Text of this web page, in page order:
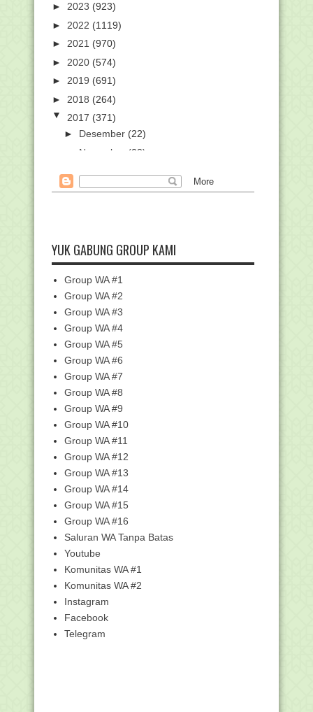
► 2023 (923)
► 2022 (1119)
► 2021 (970)
► 2020 (574)
► 2019 (691)
► 2018 (264)
▼ 2017 (371)
► Desember (22)
November
(28)
Diawal Abad XX, Muslim Nusantara di
MIMPI ABAH GURU SEKUMPUL
DIBERIKAN GELAR KEWALIAN
INFORMASI AWAL PLPG KEMENAG
2017 DI UNIVERSITAS NE...
Gak Mau Kena Blokir? Ini Cara
Registrasi Kartu Pra...
Karamah dalam Suatu Karya Para
Ulama
Informasi Persiapan Penyelenggaraan
UN dan UAMBN T...
GENERASI BAHAGIA Itu, generasi
kelahiran 1970-1990an
Cara dapatkan Info Terupdate Peserta
Sergur 2017
Latihan Try Out UN Online GRATIS,,
Ayo Bagikan.......
BUKAN KARENA TAKUT KEPADA
ISTERI
Logo Halal MUI Bakal Tak Berlaku Lagi
SEBERAPA SERINGKAH HABIB UMAR
BIN HAFIDZ DATANG KE...
Penampilan atau ...
Kenapa Tidak Kalian Saja Ahlul Yaman
yang Belajar ...
4 Nasehat buat Diri Sendiri yang Malas
Taat dan Ce...
YUK GABUNG GROUP KAMI
Group WA #1
Group WA #2
Group WA #3
Group WA #4
Group WA #5
Group WA #6
Group WA #7
Group WA #8
Group WA #9
Group WA #10
Group WA #11
Group WA #12
Group WA #13
Group WA #14
Group WA #15
Group WA #16
Saluran WA Tanpa Batas
Youtube
Komunitas WA #1
Komunitas WA #2
Instagram
Facebook
Telegram